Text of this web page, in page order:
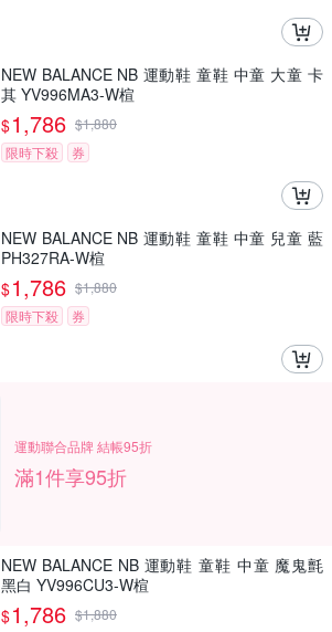
NEW BALANCE NB 運動鞋 童鞋 中童 大童 卡
其 YV996MA3-W楦
$1,786 $1,880
限時下殺
券
NEW BALANCE NB 運動鞋 童鞋 中童 兒童 藍
PH327RA-W楦
$1,786 $1,880
限時下殺
券
運動聯合品牌 結帳95折
滿1件享95折
NEW BALANCE NB 運動鞋 童鞋 中童 魔鬼氈
黑白 YV996CU3-W楦
$1,786 $1,880